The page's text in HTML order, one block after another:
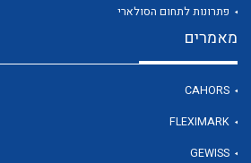
פתרונות לתחום הסולארי
מאמרים
CAHORS
FLEXIMARK
GEWISS